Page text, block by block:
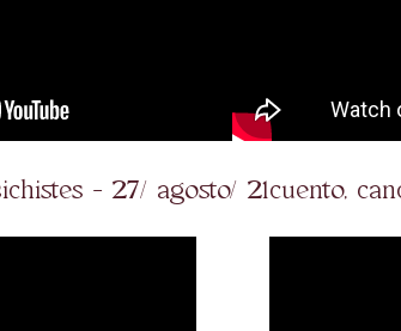
- 27/ agosto/ 21cuento,